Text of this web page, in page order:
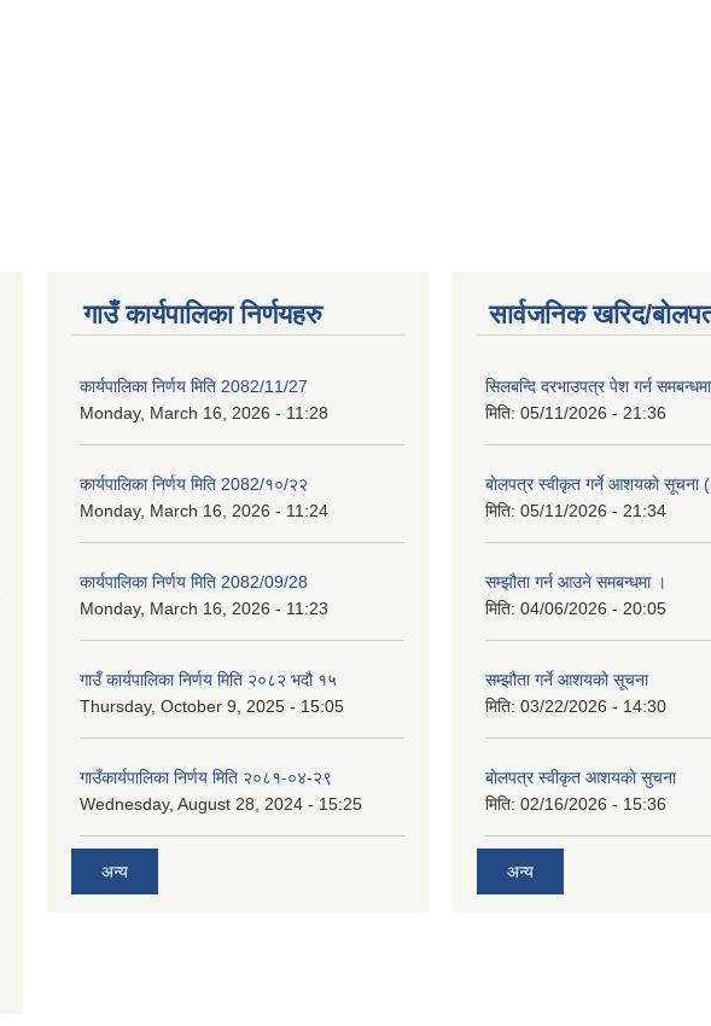
गाउँ कार्यपालिका निर्णयहरु
कार्यपालिका निर्णय मिति 2082/11/27
Monday, March 16, 2026 - 11:28
कार्यपालिका निर्णय मिति 2082/१०/२२
Monday, March 16, 2026 - 11:24
कार्यपालिका निर्णय मिति 2082/09/28
Monday, March 16, 2026 - 11:23
गाउँ कार्यपालिका निर्णय मिति २०८२ भदौ १५
Thursday, October 9, 2025 - 15:05
गाउँकार्यपालिका निर्णय मिति २०८१-०४-२९
Wednesday, August 28, 2024 - 15:25
अन्य
सार्वजनिक खरिद/
सिलबन्दि दरभाउपत्र पेश गर्न
मिति: 05/11/2026 - 21:36
बाेलपत्र स्वीकृत गर्ने आशयकाे सूचना
मिति: 05/11/2026 - 21:34
सम्झौता गर्न आउने समबन्धमा ।
मिति: 04/06/2026 - 20:05
सम्झौता गर्ने आशयको सूचना
मिति: 03/22/2026 - 14:30
बाेलपत्र स्वीकृत आशयकाे सुचना
मिति: 02/16/2026 - 15:36
अन्य